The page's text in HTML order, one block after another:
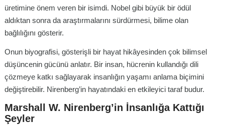
üretimine önem veren bir isimdi. Nobel gibi büyük bir ödül
aldıktan sonra da araştırmalarını sürdürmesi, bilime olan
bağlılığını gösterir.
Onun biyografisi, gösterişli bir hayat hikâyesinden çok bilimsel
düşüncenin gücünü anlatır. Bir insan, hücrenin kullandığı dili
çözmeye katkı sağlayarak insanlığın yaşamı anlama biçimini
değiştirebilir. Nirenberg’in hayatındaki en etkileyici taraf budur.
Marshall W. Nirenberg’in İnsanlığa Kattığı
Şeyler